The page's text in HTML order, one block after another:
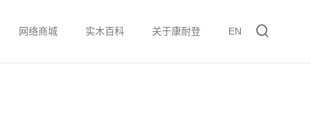
网络商城 实木百科 关于康耐登 EN